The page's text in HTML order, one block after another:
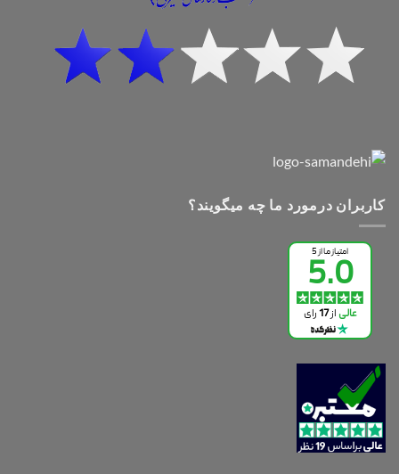
کاربران درمورد ما چه میگویند؟